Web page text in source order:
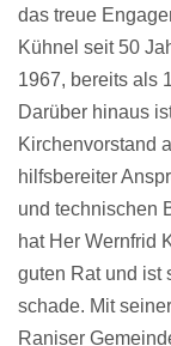
das treue
Kühnel seit 50
1967, bereits als
Darüber hinaus
Kirchenvorstand
hilfsbereiter
und technischen
hat Her Wernfrid
guten Rat und ist
schade. Mit
Raniser